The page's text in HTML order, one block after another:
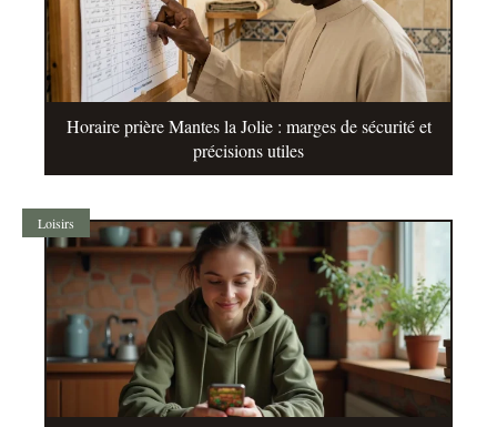
Horaire prière Mantes la Jolie : marges de sécurité et
précisions utiles
Loisirs